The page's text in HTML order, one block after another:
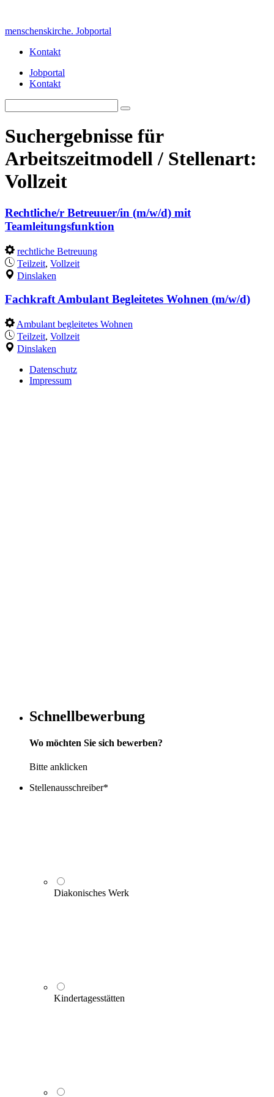
content
menschenskirche. Jobportal
Kontakt
Jobportal
Kontakt
for:
Search
Suchergebnisse für
Arbeitszeitmodell / Stellenart:
Vollzeit
Rechtliche/r Betreuuer/in (m/w/d) mit
Teamleitungsfunktion
rechtliche Betreuung
Teilzeit, Vollzeit
Dinslaken
Fachkraft Ambulant Begleitetes Wohnen (m/w/d)
Ambulant begleitetes Wohnen
Teilzeit, Vollzeit
Dinslaken
Datenschutz
Impressum
Schnellbewerbung
Wo möchten Sie sich bewerben?
Bitte anklicken
Stellenausschreiber*
Diakonisches Werk
Kindertagesstätten